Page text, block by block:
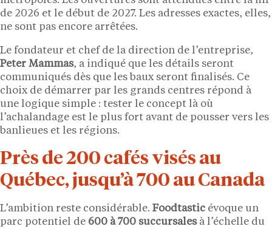
de 2026 et le début de 2027. Les adresses exactes, elles,
ne sont pas encore arrêtées.
Le fondateur et chef de la direction de l’entreprise,
Peter Mammas, a indiqué que les détails seront
communiqués dès que les baux seront finalisés. Ce
choix de démarrer par les grands centres répond à
une logique simple : tester le concept là où
l’achalandage est le plus fort avant de pousser vers les
banlieues et les régions.
Près de 200 cafés visés au
Québec, jusqu’à 700 au Canada
L’ambition reste considérable. Foodtastic évoque un
parc potentiel de 600 à 700 succursalesà l’échelle du